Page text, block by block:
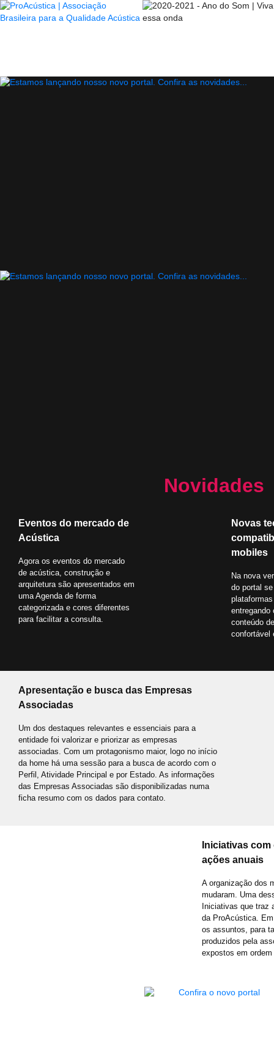
Novidades
Eventos do mercado de
Acústica
Agora os eventos do mercado
de acústica, construção e
arquitetura são apresentados em
uma Agenda de forma
categorizada e cores diferentes
para facilitar a consulta.
Novas
mobiles
Na nova
do portal
entregando
conteúdo
confortável
Apresentação e busca das Empresas
Associadas
Um dos destaques relevantes e essenciais para a
entidade foi valorizar e priorizar as empresas
associadas. Com um protagonismo maior, logo no início
da home há uma sessão para a busca de acordo com o
Perfil, Atividade Principal e por Estado. As informações
das Empresas Associadas são disponibilizadas numa
ficha resumo com os dados para contato.
Iniciativas
ações anuais
A organização dos
mudaram. Uma
Iniciativas que traz
da ProAcústica.
os assuntos, para
produzidos pela
expostos em